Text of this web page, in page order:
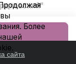
сайта
Более
.